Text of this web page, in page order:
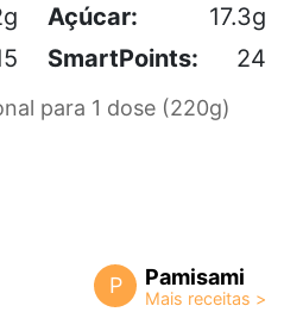
Açúcar:
17.3g
SmartPoints: 24
para 1 dose (220g)
P Pamisami